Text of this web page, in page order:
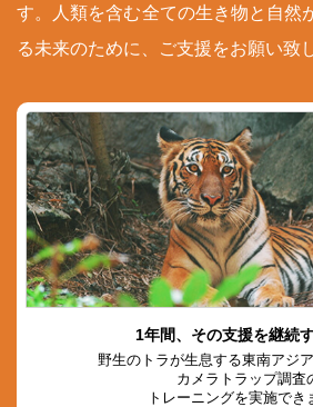
す。人類を含む全ての生き物と自然
る未来のために、ご支援をお願い致
1年間、その支援を継続
野生のトラが生息する東南アジ
カメラトラップ調査
トレーニングを実施でき